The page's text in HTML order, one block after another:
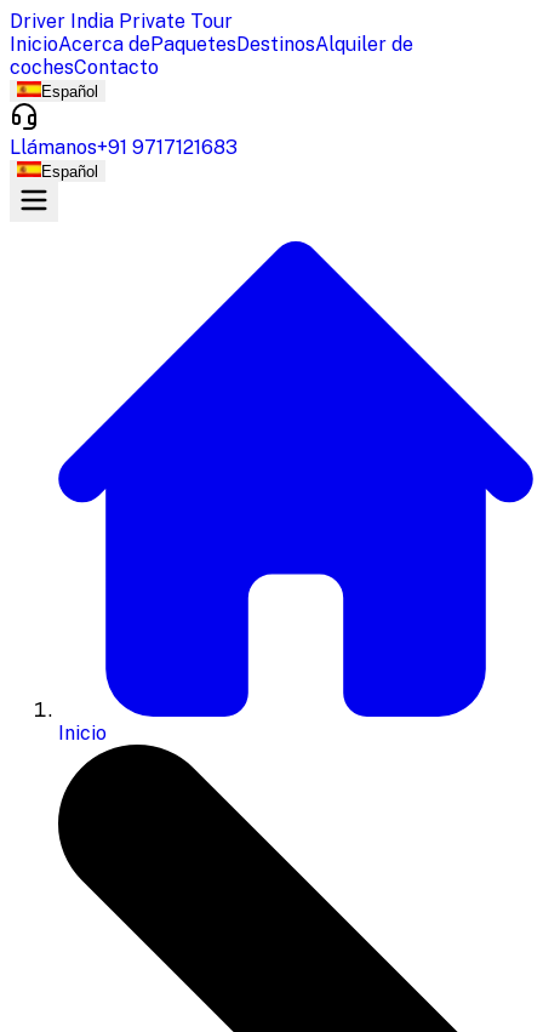
Driver India Private Tour
InicioAcerca dePaquetesDestinosAlquiler de
cochesContacto
Español
Llámanos+91 9717121683
Español
Inicio